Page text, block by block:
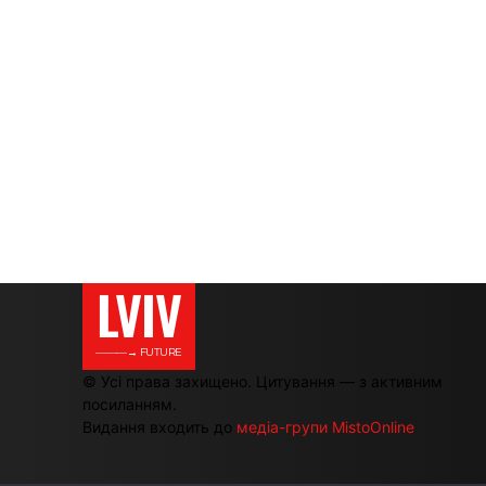
LVIV
———→ FUTURE
© Усі права захищено. Цитування — з активним
посиланням.
Видання входить до медіа-групи MistoOnline